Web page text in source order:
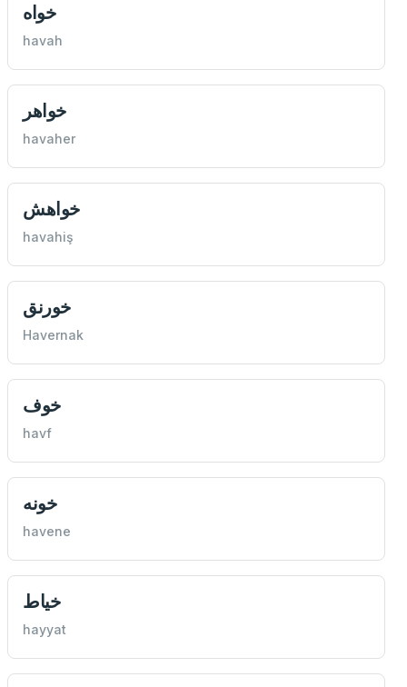
خواه
havah
خواهر
havaher
خواهش
havahiş
خورنق
Havernak
خوف
havf
خونه
havene
خياط
hayyat